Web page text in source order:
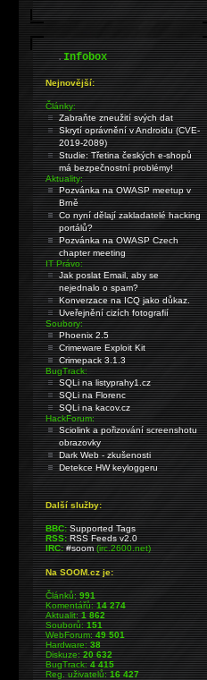
.Infobox
Nejnovější:
Články:
Zabraňte zneužití svých dat
Skrytí oprávnění v Androidu (CVE-
2019-2089)
Studie: Třetina českých e-shopů
má bezpečnostní problémy!
Aktuality:
Pozvánka na OWASP meetup v
Brně
Co nyní dělají zakladatelé hacking
portálů?
Pozvánka na OWASP Czech
chapter meeting
IT Právo:
Jak poslat Email, aby se
nejednalo o spam?
Konverzace na ICQ jako důkaz.
Uveřejnění cizích fotografií
Soubory:
Phoenix 2.5
Crimeware Exploit Kit
Crimepack 3.1.3
BugTrack:
SQLi na listyprahy1.cz
SQLi na Florenc
SQLi na kacov.cz
HackForum:
Sciolink a pořizování screenshotu
obrazovky
Dark Web - zkušenosti
Detekce HW keyloggeru
Další služby:
BBC: Supported Tags
RSS: RSS Feeds v2.0
IRC: #soom(irc.2600.net)
Na SOOM.cz je:
Článků:991
Komentářů:14 274
Aktualit:1 862
Souborů:151
WebForum:49 501
Hardware:38
Diskuze:20 632
BugTrack:4 415
Reg. uživatelů:16 427